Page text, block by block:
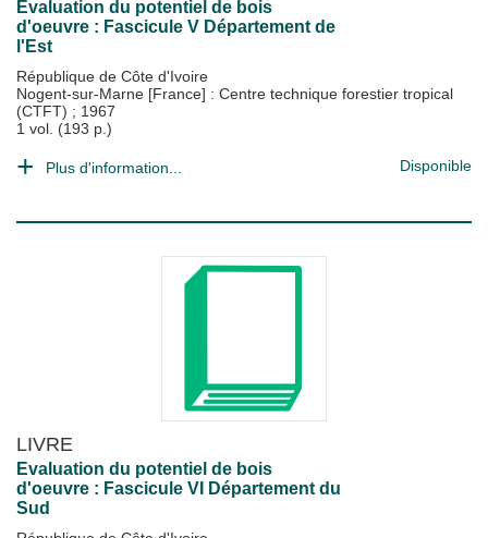
Evaluation du potentiel de bois
d'oeuvre : Fascicule V Département de
l'Est
République de Côte d'Ivoire
Nogent-sur-Marne [France] : Centre technique forestier tropical
(CTFT) ; 1967
1 vol. (193 p.)
Plus d'information... Disponible
LIVRE
Evaluation du potentiel de bois
d'oeuvre : Fascicule VI Département du
Sud